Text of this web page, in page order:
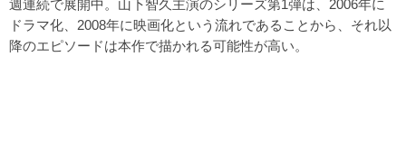
週連続で展開中。山下智久主演のシリーズ第1弾は、2006年に
ドラマ化、2008年に映画化という流れであることから、それ以
降のエピソードは本作で描かれる可能性が高い。